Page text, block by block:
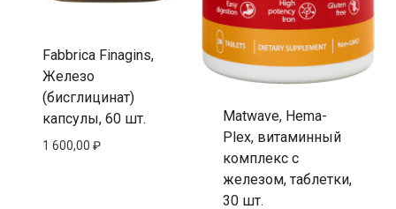
Fabbrica Finagins,
Железо
(бисглицинат)
капсулы, 60 шт.
1 600,00 ₽
Matwave, Hema-
Plex, витаминный
комплекс с
железом, таблетки,
30 шт.